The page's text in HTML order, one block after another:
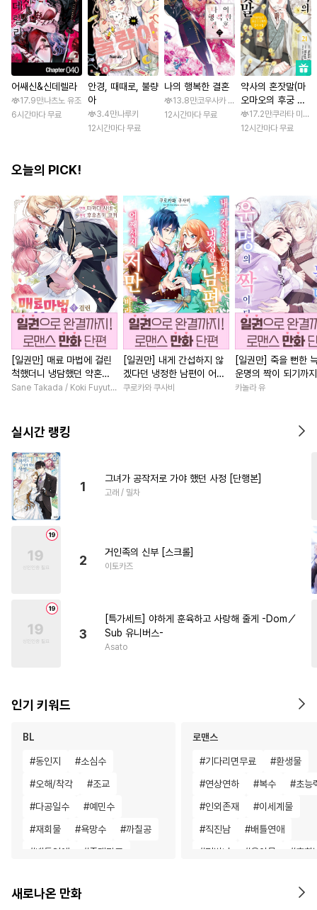
어쌔신&신데렐라
17.9만나츠노 유조
6시간마다 무료
안경, 때때로, 불량
아
3.4만나루키
12시간마다 무료
나의 행복한 결혼
13.8만코우사카 리토 / 아기토기 아쿠미
12시간마다 무료
약사의 혼잣말(마
오마오의 후궁 수
수께끼 풀이수첩)
17.2만쿠라타 미노
12시간마다 무료
오늘의 PICK!
[일권만] 매료 마법에 걸린
척했더니 냉담했던 약혼자
가 맹목적인 사랑꾼이 되었
Sane Takada / Koki Fuyutsuki
[일권만] 내게 간섭하지 않
겠다던 냉정한 남편이 어째
선지 저만 바라봅니다 [단행
쿠로카와 쿠사비
[일권만] 죽을 뻔한
운명의 짝이 되기까
본]
카놀라 유
실시간 랭킹
1
그녀가 공작저로 가야 했던 사정 [단행본]
고래 / 밀차
2
거인족의 신부 [스크롤]
이토카즈
3
[특가세트] 야하게 훈육하고 사랑해 줄게 -Dom／
Sub 유니버스-
Asato
인기 키워드
BL
#동인지 #소심수
#오해/착각 #조교
#다공일수 #예민수
#재회물 #욕망수 #까칠공
#배틀연애 #존댓말공
#트라우마
로맨스
#기다리면무료 #환생물
#연상연하 #복수 #초능
#인외존재 #이세계물
#직진남 #배틀연애
#평범녀 #육아물 #후회
절륜
새로나온 만화